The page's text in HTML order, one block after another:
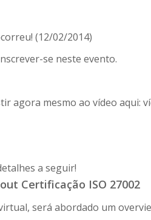
(12/02/2014)
se neste evento.
agora mesmo ao vídeo aqui:
a seguir!
Certificação ISO 27002
será abordado um